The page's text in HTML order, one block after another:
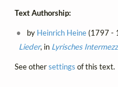
Text Authorship:
by Heinrich Heine(1797 -
Lieder, in Lyrisches
See othersettings of this text.